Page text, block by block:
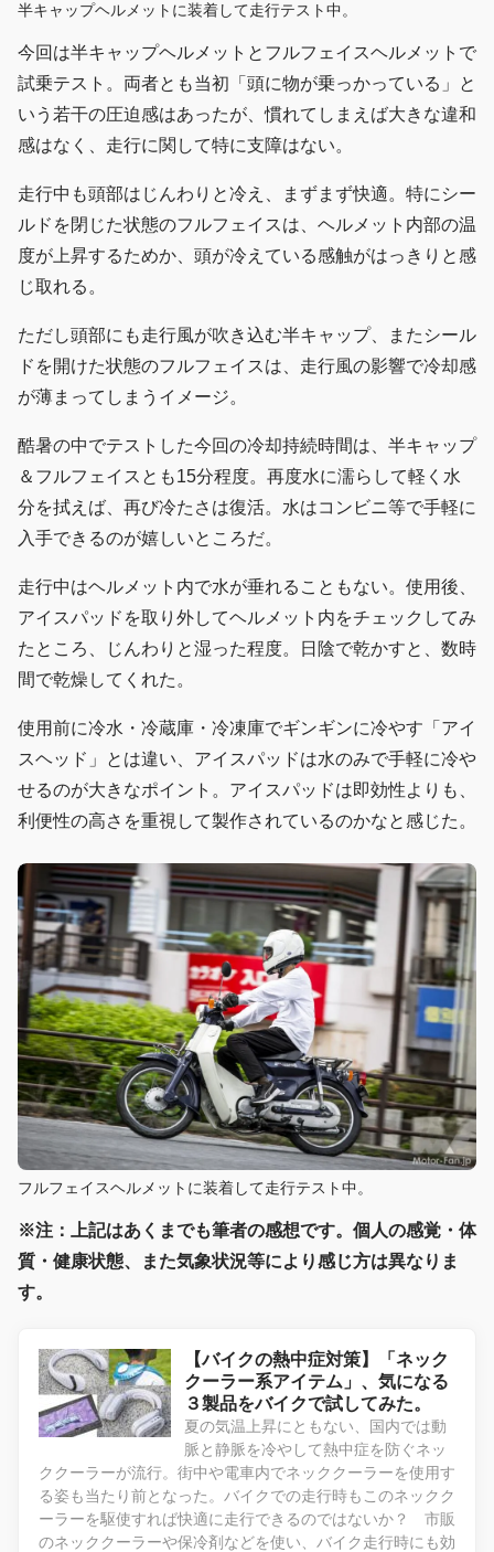
半キャップヘルメットに装着して走行テスト中。
今回は半キャップヘルメットとフルフェイスヘルメットで
試乗テスト。両者とも当初「頭に物が乗っかっている」と
いう若干の圧迫感はあったが、慣れてしまえば大きな違和
感はなく、走行に関して特に支障はない。
走行中も頭部はじんわりと冷え、まずまず快適。特にシー
ルドを閉じた状態のフルフェイスは、ヘルメット内部の温
度が上昇するためか、頭が冷えている感触がはっきりと感
じ取れる。
ただし頭部にも走行風が吹き込む半キャップ、またシール
ドを開けた状態のフルフェイスは、走行風の影響で冷却感
が薄まってしまうイメージ。
酷暑の中でテストした今回の冷却持続時間は、半キャップ
＆フルフェイスとも15分程度。再度水に濡らして軽く水
分を拭えば、再び冷たさは復活。水はコンビニ等で手軽に
入手できるのが嬉しいところだ。
走行中はヘルメット内で水が垂れることもない。使用後、
アイスパッドを取り外してヘルメット内をチェックしてみ
たところ、じんわりと湿った程度。日陰で乾かすと、数時
間で乾燥してくれた。
使用前に冷水・冷蔵庫・冷凍庫でギンギンに冷やす「アイ
スヘッド」とは違い、アイスパッドは水のみで手軽に冷や
せるのが大きなポイント。アイスパッドは即効性よりも、
利便性の高さを重視して製作されているのかなと感じた。
フルフェイスヘルメットに装着して走行テスト中。
※注：上記はあくまでも筆者の感想です。個人の感覚・体
質・健康状態、また気象状況等により感じ方は異なりま
す。
【バイクの熱中症対策】「ネック
クーラー系アイテム」、気になる
３製品をバイクで試してみた。
夏の気温上昇にともない、国内では動
脈と静脈を冷やして熱中症を防ぐネッ
ククーラーが流行。街中や電車内でネッククーラーを使用す
る姿も当たり前となった。バイクでの走行時もこのネックク
ーラーを駆使すれば快適に走行できるのではないか？ 市販
のネッククーラーや保冷剤などを使い、バイク走行時にも効